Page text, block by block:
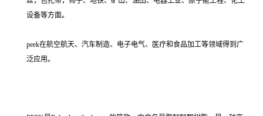
设备等方面。
peek在航空航天、汽车制造、电子电气、医疗和食品加工等领域得到广
泛应用。